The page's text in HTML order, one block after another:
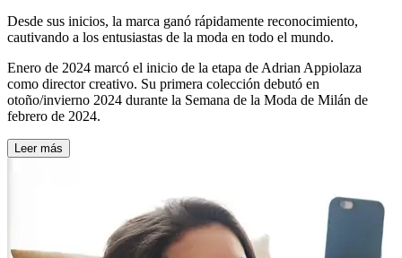
Desde sus inicios, la marca ganó rápidamente reconocimiento,
cautivando a los entusiastas de la moda en todo el mundo.
Enero de 2024 marcó el inicio de la etapa de Adrian Appiolaza
como director creativo. Su primera colección debutó en
otoño/invierno 2024 durante la Semana de la Moda de Milán de
febrero de 2024.
Leer más